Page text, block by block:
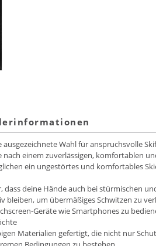
ausgezeichnete Wahl für anspruchsvolle
einem zuverlässigen, komfortablen
ein ungestörtes und komfortables
dass deine Hände auch bei stürmischen
bleiben, um übermäßiges Schwitzen zu
Geräte wie Smartphones zu
Materialien gefertigt, die nicht nur